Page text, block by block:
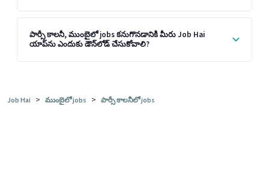
పార్సీ కాలనీ, ముంబైలో jobs కనుగొనడానికి మీరు Job Hai
యాప్‌ను ఎందుకు డౌన్‌లోడ్ చేసుకోవాలి?
Job Hai > ముంబైలో jobs > పార్సీ కాలనీలో jobs